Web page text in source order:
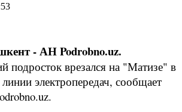
- АН Podrobno.uz.
подросток врезался на "Матизе" в
электропередач, сообщает